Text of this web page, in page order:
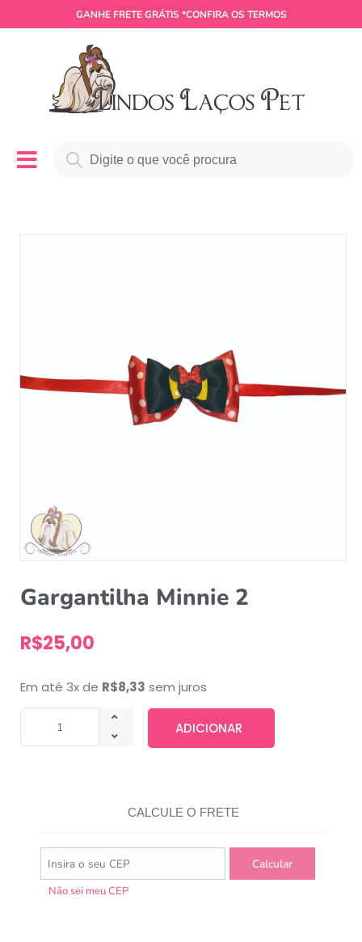
GANHE FRETE GRÁTIS *CONFIRA OS TERMOS
Gargantilha Minnie 2
R$25,00
Em até 3x de R$8,33 sem juros
ADICIONAR
CALCULE O FRETE
Não sei meu CEP